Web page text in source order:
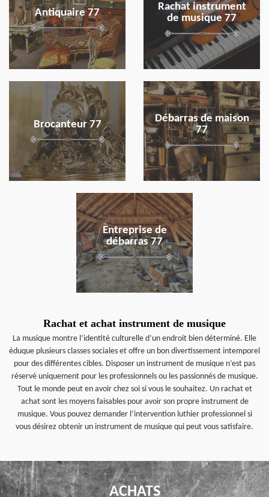
Antiquaire 77
Rachat instrument
de musique 77
Brocanteur 77
en savoir plus
Débarras de maison
77
en savoir plus
Entreprise de
débarras 77
en savoir plus
Rachat et achat instrument de musique
La musique montre l’identité culturelle d’un endroit bien déterminé. Elle
éduque plusieurs classes sociales et offre un bon divertissement intemporel
pour des différentes cibles. Disposer un instrument de musique n’est pas
réservé uniquement pour les professionnels ou les passionnés de musique.
Tout le monde peut en avoir chez soi si vous le souhaitez. Un rachat et
achat sont les moyens faisables pour avoir son propre instrument de
musique. Vous pouvez demander l’intervention luthier professionnel si
vous désirez obtenir un instrument de musique qui peut vous satisfaire.
ACHATS